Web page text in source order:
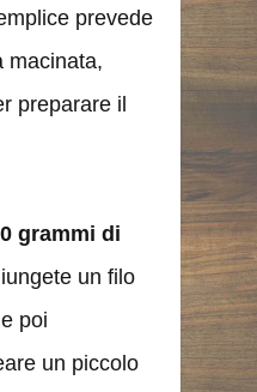
prevede
macinata,
preparare il
grammi di
un filo
poi
un piccolo